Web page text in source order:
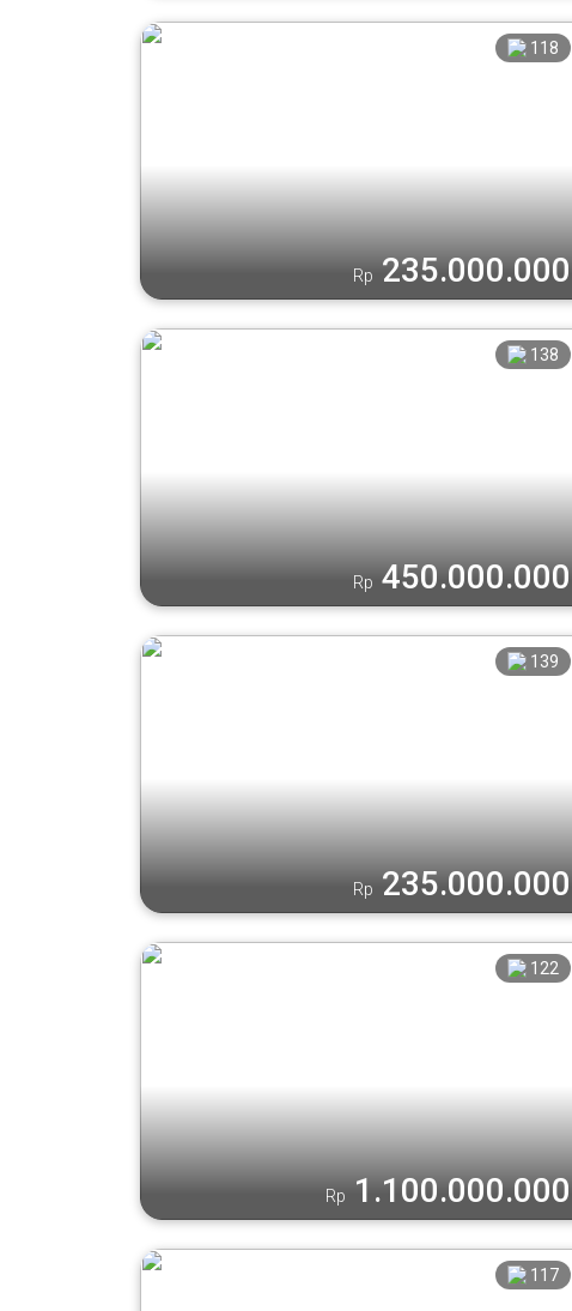
118
Rp 235.000.000
138
Rp 450.000.000
139
Rp 235.000.000
122
Rp 1.100.000.000
117